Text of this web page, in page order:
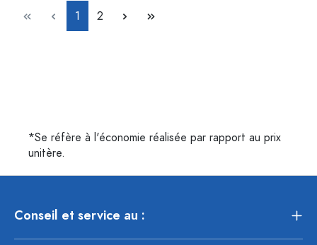
Page
1 Page
2
*Se réfère à l'économie réalisée par rapport au prix
unitère.
Conseil et service au :